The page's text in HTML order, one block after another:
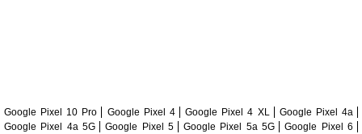
Google Pixel 10 Pro Google Pixel 4 Google Pixel 4 XL
Google Pixel 4a
Google Pixel 4a 5G
Google Pixel 5 Google Pixel 5a 5G
Google Pixel 6